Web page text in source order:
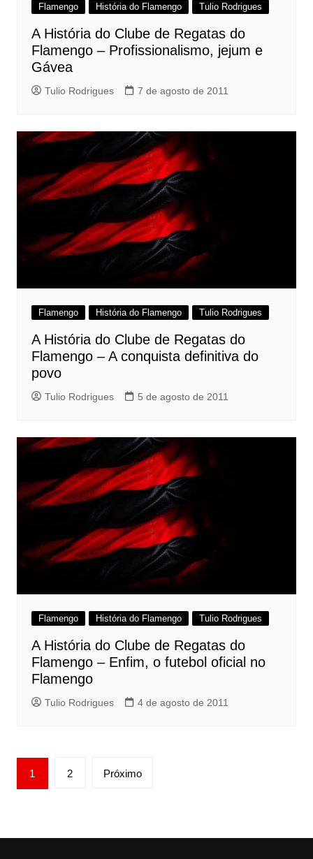
Flamengo História do Flamengo Tulio Rodrigues
A História do Clube de Regatas do
Flamengo – Profissionalismo, jejum e
Gávea
Tulio Rodrigues 7 de agosto de 2011
Flamengo História do Flamengo Tulio Rodrigues
A História do Clube de Regatas do
Flamengo – A conquista definitiva do
povo
Tulio Rodrigues 5 de agosto de 2011
Flamengo História do Flamengo Tulio Rodrigues
A História do Clube de Regatas do
Flamengo – Enfim, o futebol oficial no
Flamengo
Tulio Rodrigues 4 de agosto de 2011
Paginação
de
1 2 Próximo